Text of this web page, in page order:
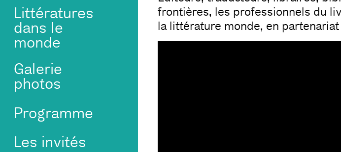
Littératures
dans le
monde
Galerie
photos
Programme
Les invités
frontières, les professionnels du
la littérature monde, en partenariat